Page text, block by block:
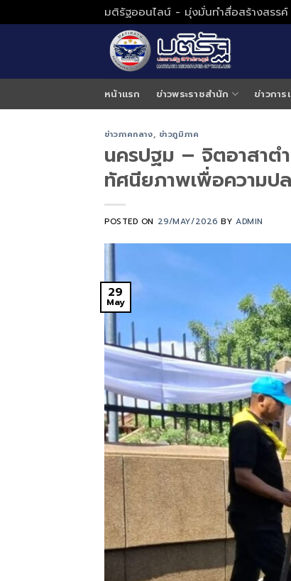
to
มติรัฐออนไลน์ - มุ่งมั่นทำสื่อสร้างสรร
หน้าแรก ข่าวพระราชสำนัก ข่าวการ
ข่าวภาคกลาง, ข่าวภูมิภาค
นครปฐม – จิตอาสาต
ทัศนียภาพเพื่อความป
POSTED ON 29/MAY/2026 BYADMIN
29
May